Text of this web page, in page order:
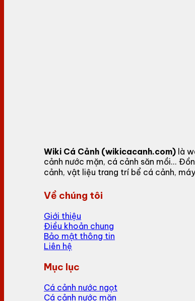
Wiki Cá Cảnh (wikicacanh.com) là
cảnh nước mặn, cá cảnh săn mồi...
cảnh, vật liệu trang trí bể cá cảnh,
Về chúng tôi
Giới thiệu
Điều khoản chung
Bảo mật thông tin
Liên hệ
Mục lục
Cá cảnh nước ngọt
Cá cảnh nước mặn